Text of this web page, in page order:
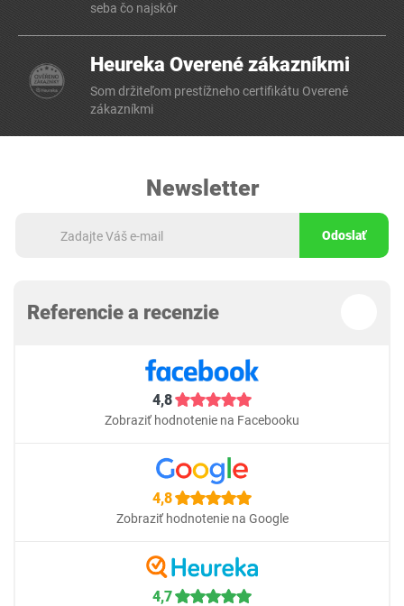
seba čo najskôr
Heureka Overené zákazníkmi
Som držiteľom prestížneho certifikátu Overené
zákazníkmi
Newsletter
Odoslať
Referencie a recenzie
4,8
Zobraziť hodnotenie na Facebooku
4,8
Zobraziť hodnotenie na Google
4,7